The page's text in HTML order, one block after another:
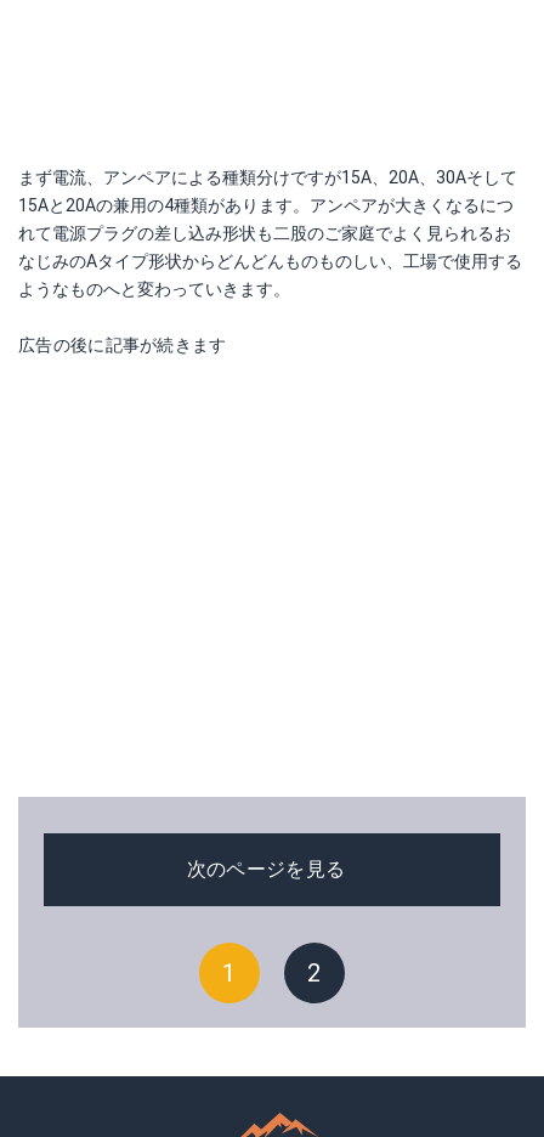
まず電流、アンペアによる種類分けですが15A、20A、30Aそして
15Aと20Aの兼用の4種類があります。アンペアが大きくなるにつ
れて電源プラグの差し込み形状も二股のご家庭でよく見られるお
なじみのAタイプ形状からどんどんものものしい、工場で使用する
ようなものへと変わっていきます。
広告の後に記事が続きます
次のページを見る
1 2